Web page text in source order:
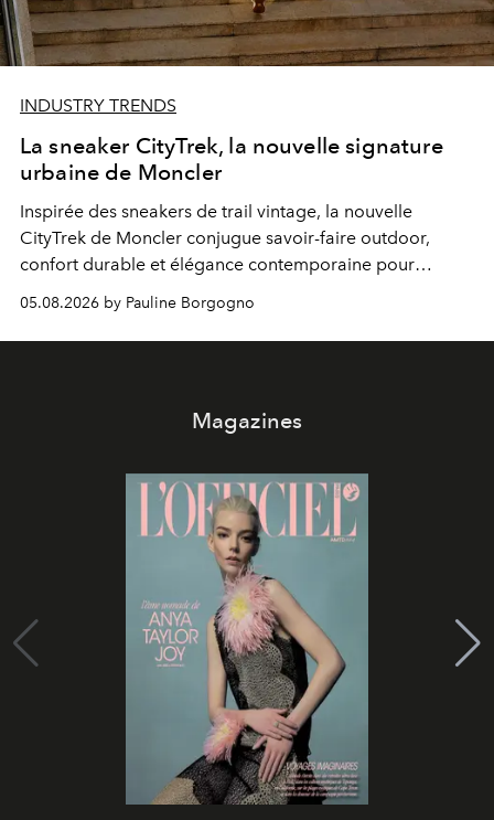
INDUSTRY TRENDS
La sneaker CityTrek, la nouvelle signature
urbaine de Moncler
Inspirée des sneakers de trail vintage, la nouvelle
CityTrek de Moncler conjugue savoir-faire outdoor,
confort durable et élégance contemporaine pour
accompagner les explorations du quotidien.
05.08.2026 by Pauline Borgogno
Magazines